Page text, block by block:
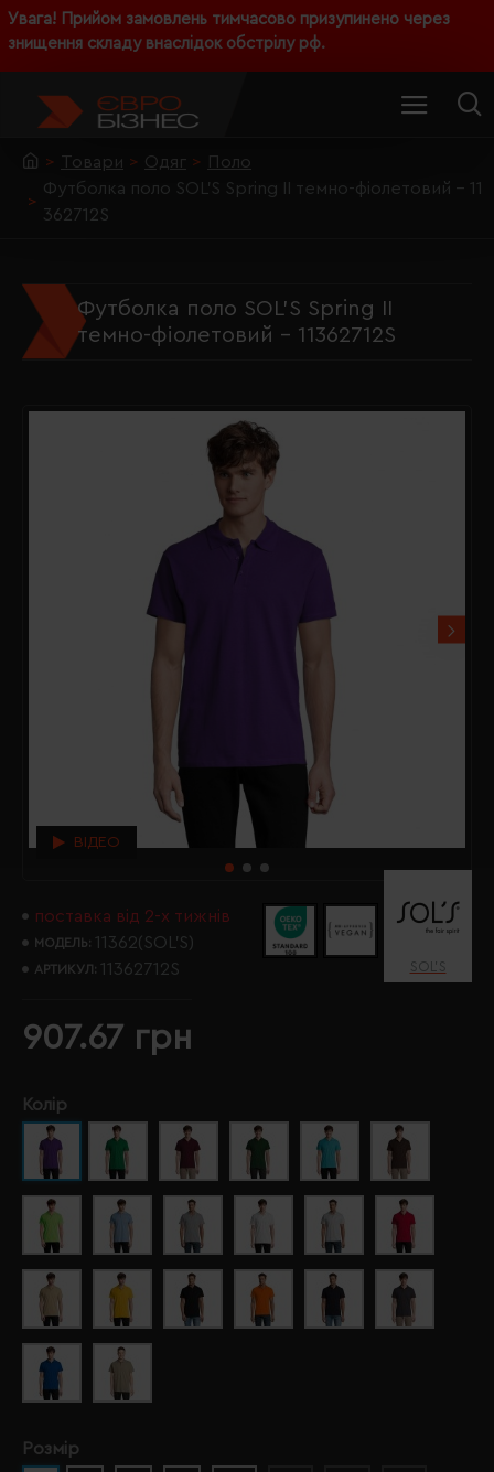
Увага! Прийом замовлень тимчасово призупинено через
знищення складу внаслідок обстрілу рф.
Товари Одяг
Поло
Футболка поло SOL'S Spring II темно-фіолетовий - 11
362712S
Футболка поло SOL'S Spring II
темно-фіолетовий - 11362712S
ВІДЕО
поставка від 2-х тижнів
МОДЕЛЬ: 11362(SOL’S)
АРТИКУЛ: 11362712S SOL’S
907.67 грн
Колір
Розмір